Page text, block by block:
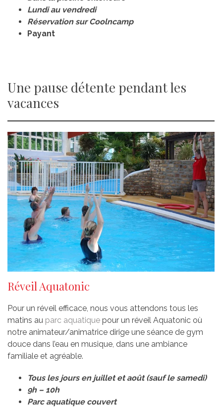
Lundi au vendredi
Réservation sur Coolncamp
Payant
Une pause détente pendant les
vacances
Réveil Aquatonic
Pour un réveil efficace, nous vous attendons tous les
matins au parc aquatique pour un réveil Aquatonic où
notre animateur/animatrice dirige une séance de gym
douce dans l’eau en musique, dans une ambiance
familiale et agréable.
Tous les jours en juillet et août (sauf le samedi)
9h – 10h
Parc aquatique couvert